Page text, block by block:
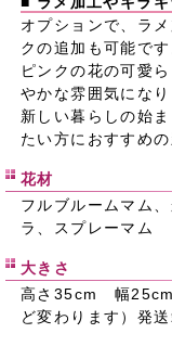
オプションで、ラ
クの追加も可能です
ピンクの花の可愛
やかな雰囲気になり
新しい暮らしの始
たい方におすすめ
花材
フルブルームマム
ラ、スプレーマム
大きさ
高さ35cm 幅25cm
ど変わります）発